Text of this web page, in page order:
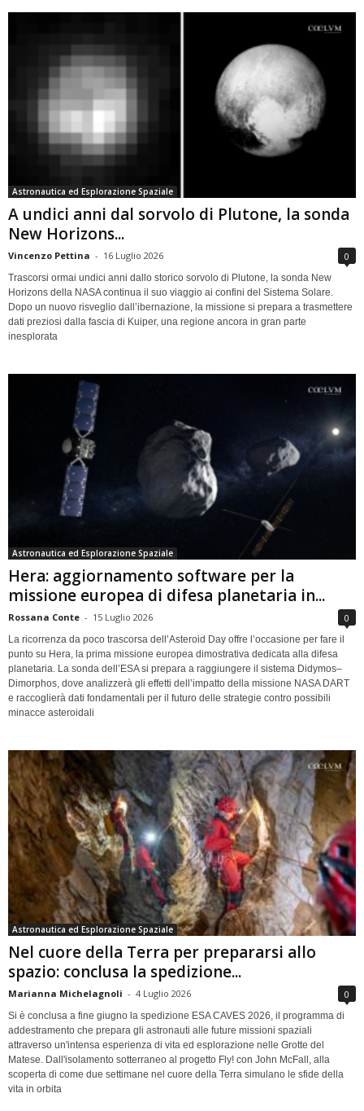
Astronautica ed Esplorazione Spaziale
A undici anni dal sorvolo di Plutone, la sonda
New Horizons...
Vincenzo Pettina - 16 Luglio 2026 0
Trascorsi ormai undici anni dallo storico sorvolo di Plutone, la sonda New
Horizons della NASA continua il suo viaggio ai confini del Sistema Solare.
Dopo un nuovo risveglio dall’ibernazione, la missione si prepara a trasmettere
dati preziosi dalla fascia di Kuiper, una regione ancora in gran parte
inesplorata
Astronautica ed Esplorazione Spaziale
Hera: aggiornamento software per la
missione europea di difesa planetaria in...
Rossana Conte - 15 Luglio 2026 0
La ricorrenza da poco trascorsa dell’Asteroid Day offre l’occasione per fare il
punto su Hera, la prima missione europea dimostrativa dedicata alla difesa
planetaria. La sonda dell’ESA si prepara a raggiungere il sistema Didymos–
Dimorphos, dove analizzerà gli effetti dell’impatto della missione NASA DART
e raccoglierà dati fondamentali per il futuro delle strategie contro possibili
minacce asteroidali
Astronautica ed Esplorazione Spaziale
Nel cuore della Terra per prepararsi allo
spazio: conclusa la spedizione...
Marianna Michelagnoli - 4 Luglio 2026 0
Si è conclusa a fine giugno la spedizione ESA CAVES 2026, il programma di
addestramento che prepara gli astronauti alle future missioni spaziali
attraverso un'intensa esperienza di vita ed esplorazione nelle Grotte del
Matese. Dall'isolamento sotterraneo al progetto Fly! con John McFall, alla
scoperta di come due settimane nel cuore della Terra simulano le sfide della
vita in orbita